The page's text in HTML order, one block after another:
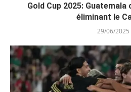
Gold Cup 2025:
éliminant le
29/06/2025